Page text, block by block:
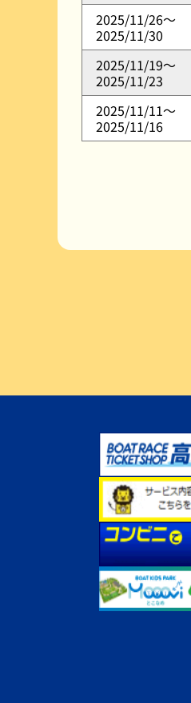
2025/11/26～
2025/11/30
2025/11/19～
2025/11/23
2025/11/11～
2025/11/16